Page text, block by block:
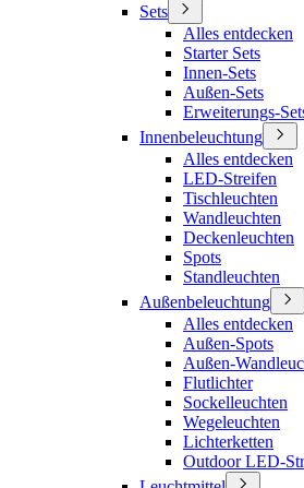
Sets
Alles entdecken
Starter Sets
Innen-Sets
Außen-Sets
Erweiterungs-
Innenbeleuchtung
Alles entdecken
LED-Streifen
Tischleuchten
Wandleuchten
Deckenleuchten
Spots
Standleuchten
Außenbeleuchtung
Alles entdecken
Außen-Spots
Außen-
Flutlichter
Sockelleuchten
Wegeleuchten
Lichterketten
Outdoor LED-